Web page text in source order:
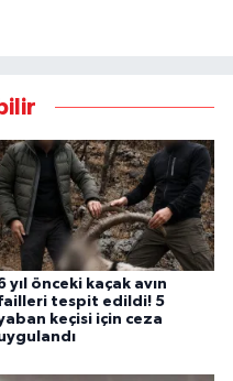
yıl önceki kaçak avın
tespit edildi! 5
keçisi için ceza